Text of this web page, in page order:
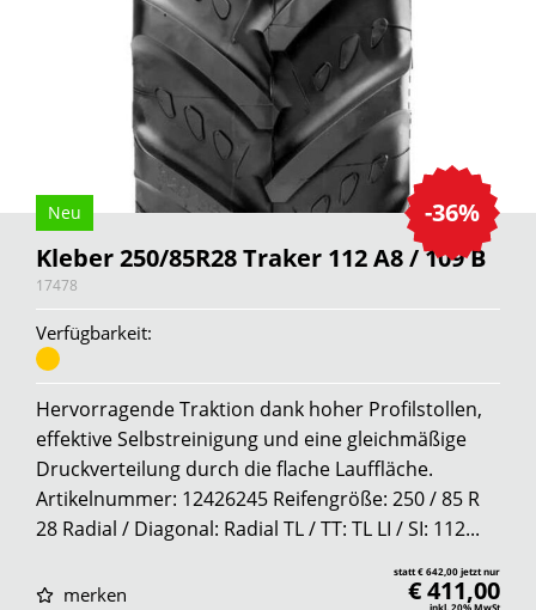
-36%
Neu
Kleber 250/85R28 Traker 112 A8 / 109 B
17478
Verfügbarkeit:
Hervorragende Traktion dank hoher Profilstollen,
effektive Selbstreinigung und eine gleichmäßige
Druckverteilung durch die flache Lauffläche.
Artikelnummer: 12426245 Reifengröße: 250 / 85 R
28 Radial / Diagonal: Radial TL / TT: TL LI / SI: 112...
merken
statt € 642,00 jetzt nur
€ 411,00
inkl. 20% MwSt